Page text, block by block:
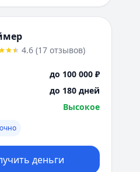
4.6 (17 отзывов)
до 100 000 ₽
до 180 дней
Высокое
деньги